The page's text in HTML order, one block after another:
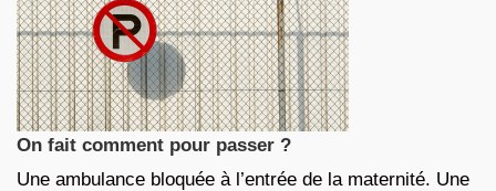
On fait comment pour passer ?
Une ambulance bloquée à l’entrée de la maternité. Une